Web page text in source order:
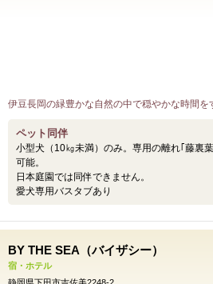
伊豆長岡の緑豊かな自然の中で穏やかな時間を
ペット同伴
小型犬（10㎏未満）のみ。専用の離れ｢藤裏
可能。
日本庭園では同伴できません。
愛犬専用バスタブあり
BY THE SEA（バイザシー）
宿・ホテル